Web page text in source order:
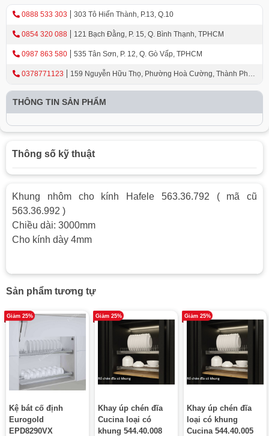
0888 533 303 303 Tô Hiến Thành, P.13, Q.10
0854 320 088 121 Bạch Đằng, P. 15, Q. Bình Thạnh, TPHCM
0987 863 580 535 Tân Sơn, P. 12, Q. Gò Vấp, TPHCM
0378771123
159 Nguyễn Hữu Thọ, Phường Hoà Cường, Thành Phố
THÔNG TIN SẢN PHẨM
Thông số kỹ thuật
Khung nhôm cho kính Hafele 563.36.792 ( mã cũ
563.36.992 )
Chiều dài: 3000mm
Cho kính dày 4mm
Sản phẩm tương tự
Giảm 25%
Kệ bát cố định
Eurogold
EPD8290VX
Giảm 25%
Khay úp chén đĩa
Cucina loại có
khung 544.40.008
Giảm 25%
Khay úp chén đĩa
loại có khung
Cucina 544.40.005